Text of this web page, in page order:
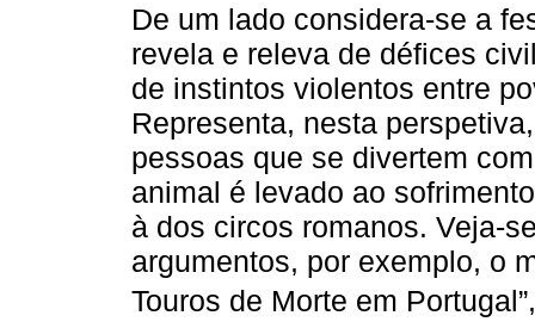
De um lado considera-se a
revela e releva de défices
de instintos violentos entre
Representa, nesta
pessoas que se divertem
animal é levado ao
à dos circos romanos. Veja-
argumentos, por exemplo, o
Touros de Morte em